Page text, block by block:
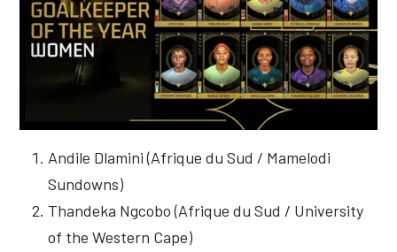
Andile Dlamini (Afrique du Sud / Mamelodi
Sundowns)
Thandeka Ngcobo (Afrique du Sud / University
of the Western Cape)